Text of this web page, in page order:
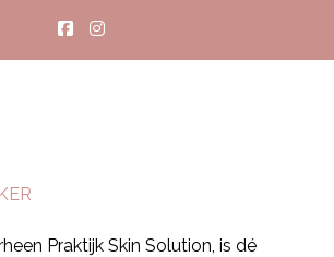
Praktijk Skin Solution, is dé